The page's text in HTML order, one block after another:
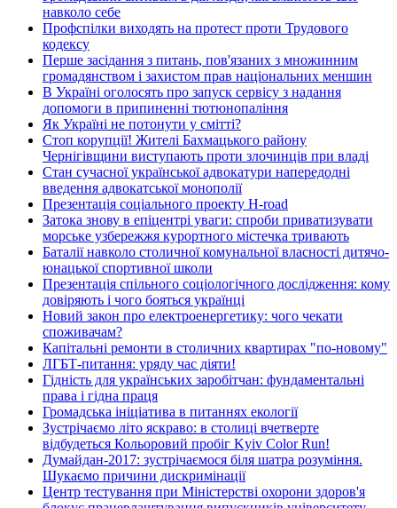
навколо себе
Профспілки виходять на протест проти Трудового
кодексу
Перше засідання з питань, пов'язаних з множинним
громадянством і захистом прав національних меншин
В Україні оголосять про запуск сервісу з надання
допомоги в припиненні тютюнопаління
Як Україні не потонути у смітті?
Стоп корупції! Жителі Бахмацького району
Чернігівщини виступають проти злочинців при владі
Стан сучасної української адвокатури напередодні
введення адвокатської монополії
Презентація соціального проекту H-road
Затока знову в епіцентрі уваги: спроби приватизувати
морське узбережжя курортного містечка тривають
Баталії навколо столичної комунальної власності дитячо-
юнацької спортивної школи
Презентація спільного соціологічного дослідження: кому
довіряють і чого бояться українці
Новий закон про електроенергетику: чого чекати
споживачам?
Капітальні ремонти в столичних квартирах "по-новому"
ЛГБТ-питання: уряду час діяти!
Гідність для українських заробітчан: фундаментальні
права і гідна праця
Громадська ініціатива в питаннях екології
Зустрічаємо літо яскраво: в столиці вчетверте
відбудеться Кольоровий пробіг Kyiv Color Run!
Думайдан-2017: зустрічаємося біля шатра розуміння.
Шукаємо причини дискримінації
Центр тестування при Міністерстві охорони здоров'я